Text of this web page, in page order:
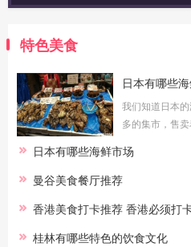
特色美食
日本有哪些
我们知道日本
多的集市，售
个日本这里可以
日本有哪些海鲜市场
曼谷美食餐厅推荐
香港美食打卡推荐 香港必须打
桂林有哪些特色的饮食文化